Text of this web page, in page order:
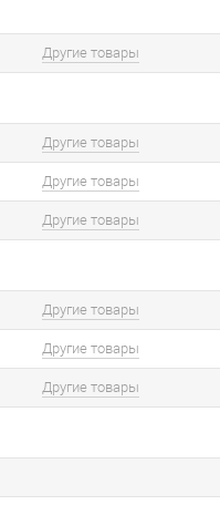
Другие товары
Другие товары
Другие товары
Другие товары
Другие товары
Другие товары
Другие товары